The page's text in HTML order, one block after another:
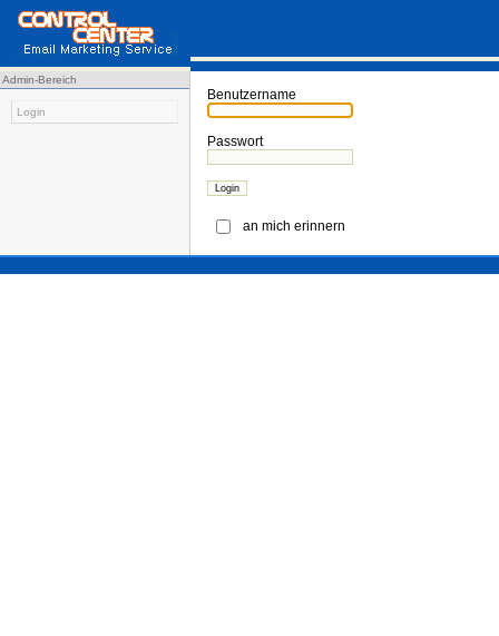
Admin-Bereich
Login
Benutzername
Passwort
an mich erinnern